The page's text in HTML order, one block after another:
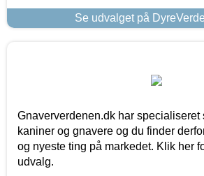
Se udvalget på
Gnaververdenen.dk har specialiseret
kaniner og gnavere og du finder
og nyeste ting på markedet. Klik her
udvalg.